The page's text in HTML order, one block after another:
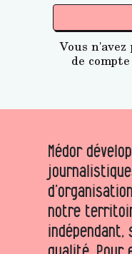
Vous n'avez
de compte
Médor
notre